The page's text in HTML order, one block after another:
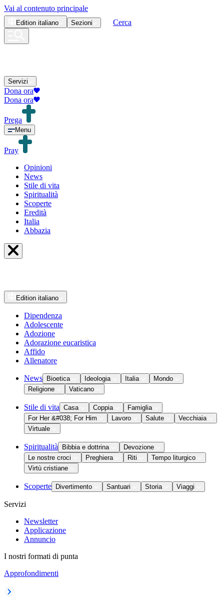
Vai al contenuto principale
Edition italiano Sezioni Cerca
Servizi
Dona ora
Dona ora
Prega
Menu
Pray
Opinioni
News
Stile di vita
Spiritualità
Scoperte
Eredità
Italia
Abbazia
Edition italiano
Dipendenza
Adolescente
Adozione
Adorazione eucaristica
Affido
Allenatore
News Bioetica Ideologia Italia
Mondo
Religione
Vaticano
Stile di vita Casa Coppia
Famiglia
For Her &#038; For Him
Lavoro Salute
Vecchiaia
Virtuale
Spiritualità Bibbia e dottrina
Devozione
Le nostre croci
Preghiera Riti
Tempo liturgico
Virtù cristiane
Scoperte Divertimento Santuari Storia Viaggi
Servizi
Newsletter
Applicazione
Annuncio
I nostri formati di punta
Approfondimenti